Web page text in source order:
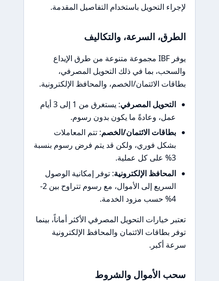
لإجراء التحويل باستخدام التفاصيل المقدمة.
الطرق، السرعة، والتكاليف
يوفر IBF مجموعة متنوعة من طرق الإيداع
والسحب، بما في ذلك التحويل المصرفي،
بطاقات الائتمان/الخصم، والمحافظ الإلكترونية.
التحويل المصرفي
: يستغرق من 1 إلى 3 أيام
عمل، وعادةً ما يكون بدون رسوم.
بطاقات الائتمان/الخصم: تتم المعاملات
بشكل فوري، ولكن قد يتم فرض رسوم بنسبة
3% على كل عملية.
المحافظ الإلكترونية: توفر إمكانية الوصول
السريع إلى الأموال، مع رسوم تتراوح بين 2-
4% حسب مزود الخدمة.
تعتبر خيارات التحويل المصرفي الأكثر أماناً، بينما
توفر بطاقات الائتمان والمحافظ الإلكترونية
سرعة أكبر.
سحب الأموال والشروط